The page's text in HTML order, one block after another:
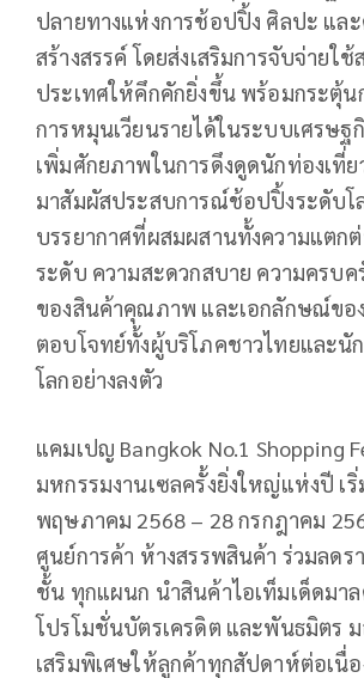
ปลายทางแห่งการช้อปปิ้ง ศิลปะ แล
สร้างสรรค์ โดยส่งเสริมการจับจ่ายใ
ประเทศให้คึกคักยิ่งขึ้น พร้อมกระตุ้น
การหมุนเวียนรายได้ในระบบเศรษฐ
เพิ่มศักยภาพในการดึงดูดนักท่องเที่ย
มาสัมผัสประสบการณ์ช้อปปิ้งระดับโ
บรรยากาศที่ผสมผสานทั้งความแตกต่
ระดับ ความสะดวกสบาย ความครบ
ของสินค้าคุณภาพ และเอกลักษณ์ขอ
ตอบโจทย์ทั้งผู้บริโภคชาวไทยและนั
โลกอย่างลงตัว
แคมเปญ Bangkok No.1 Shopping
มหกรรมงานเซลครั้งยิ่งใหญ่แห่งปี เ
พฤษภาคม 2568 – 28 กรกฎาคม
ศูนย์การค้า ห้างสรรพสินค้า ร่วมลด
ชั้น ทุกแผนก นำสินค้าไอเท็มเด็ดมา
โปรโมชั่นบัตรเครดิต และพันธมิตร
เสริมพิเศษให้ลูกค้าทุกสัปดาห์ต่อเนื่อ